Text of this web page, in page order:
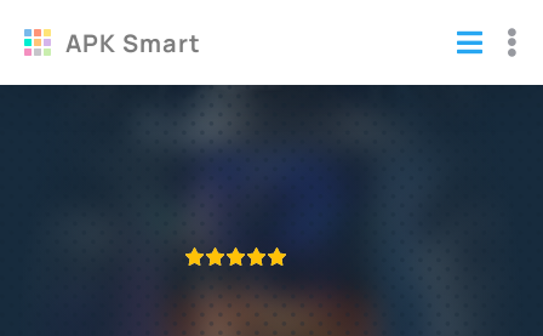
APK Smart